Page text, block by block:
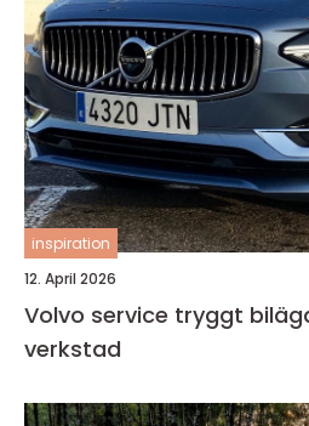
inspiration
12. April 2026
Volvo service tryggt bilägande med rätt
verkstad